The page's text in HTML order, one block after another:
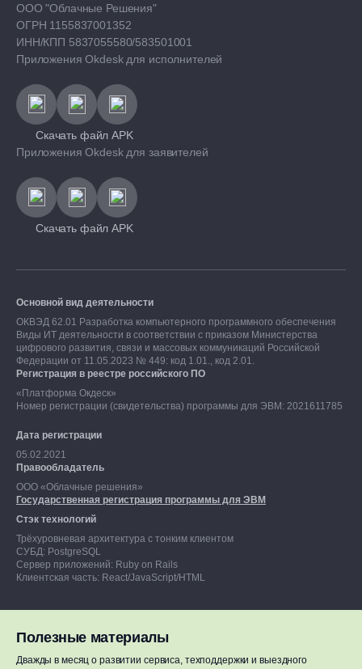
Полезные материалы
Дважды в месяц о развитии сервиса, техподдержки и выездного
ООО "Облачные Решения"
ОГРН 1155837001352
ИНН/КПП 5837055580/583501001
Приложения Okdesk для исполнителей
Скачать файл APK
Приложения Okdesk для заявителей
Скачать файл APK
Основной вид деятельности
ОКВЭД 62.01 Разработка компьютерного программного обеспечения
Виды ИТ деятельности в соответствии с приказом Министерства
цифрового развития, связи и массовых коммуникаций Российской
Федерации от 11.05.2023 № 449: код 1.01., код 2.01.
Регистрация в реестре российского ПО
«Платформа Окдеск»
Номер регистрации (свидетельства) программы для ЭВМ: 2021611785
Дата регистрации
05.02.2021
Правообладатель
ООО «Облачные решения»
Государственная регистрация программы для ЭВМ
Стэк технологий
Трёхуровневая архитектура с тонким клиентом
СУБД: PostgreSQL
Сервер приложений: Ruby on Rails
Клиентская часть: React/JavaScript/HTML